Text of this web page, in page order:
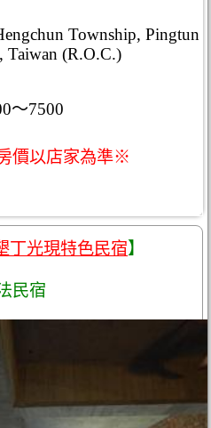
Township, Pingtun
Taiwan (R.O.C.)
～7500
價以店家為準※
丁光現特色民宿】
民宿